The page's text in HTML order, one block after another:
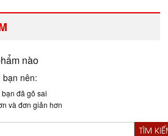
nào
bạn nên:
đã gõ sai
và đơn giản hơn
TÌM